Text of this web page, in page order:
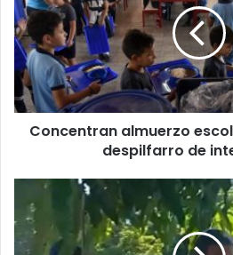
Concentran almuerzo
despilfarro de